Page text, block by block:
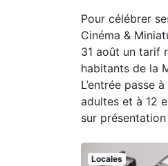
Pour célébrer
Cinéma &
31 août un tarif
habitants de la
L’entrée passe
adultes et à 12
sur
Locales